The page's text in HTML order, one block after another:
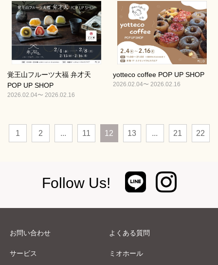
覚王山フルーツ大福 弁才天
POP UP SHOP
2026.02.04〜 2026.02.16
yotteco coffee POP UP SHOP
2026.02.04〜 2026.02.16
1 2 ... 11 12 13 ... 21 22
Follow Us!
お問い合わせ よくある質問
サービス ミオホール